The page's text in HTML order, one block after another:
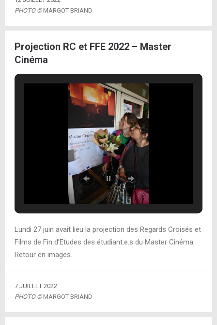
PHOTO ©MARGOT BRIAND
Projection RC et FFE 2022 – Master
Cinéma
Lundi 27 juin avait lieu la projection des Regards Croisés et
Films de Fin d’Etudes des étudiant.e.s du Master Cinéma.
Retour en images.
7 JUILLET 2022
PHOTO ©MARGOT BRIAND